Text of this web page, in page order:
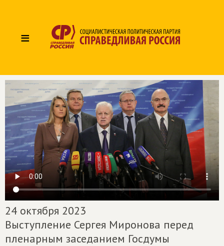
≡
24 октября 2023
Выступление Сергея Миронова перед
пленарным заседанием Госдумы